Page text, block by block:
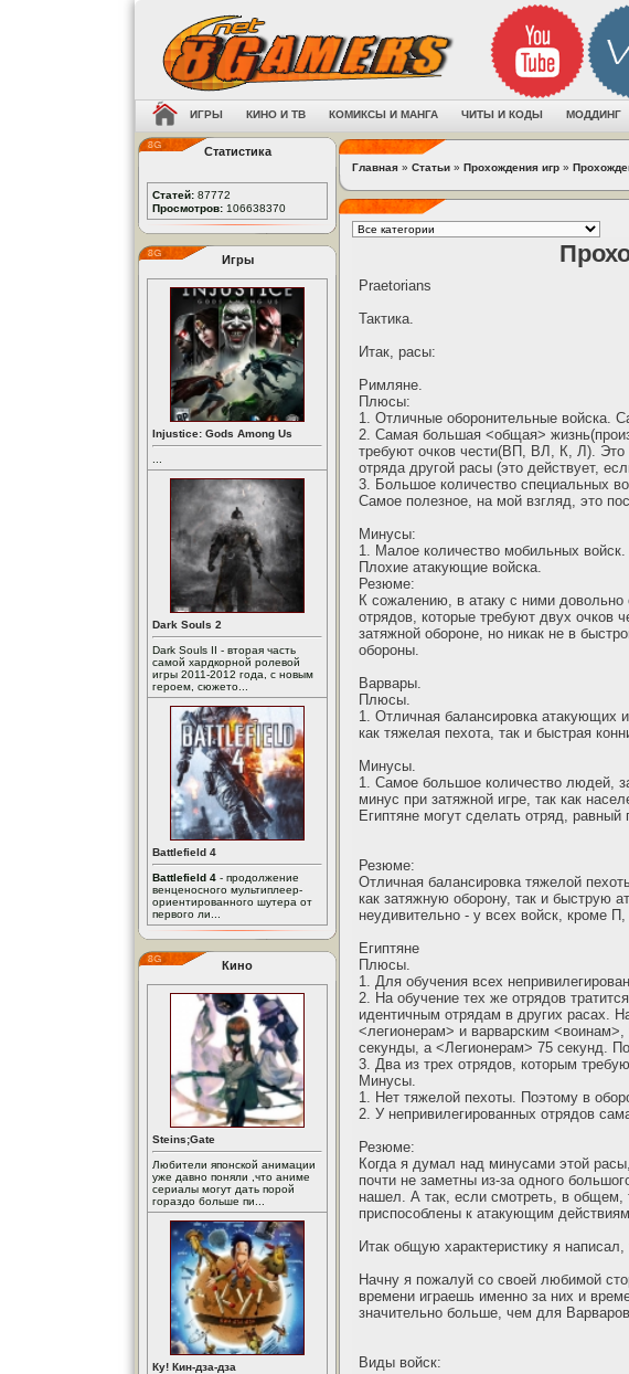
ИГРЫ КИНО И ТВ КОМИКСЫ И МАНГА ЧИТЫ И КОДЫ МОДДИНГ
Статистика
Статей: 87772
Просмотров: 106638370
Игры
Injustice: Gods Among Us
Dark Souls 2
Dark Souls II - вторая часть
самой хардкорной ролевой
игры 2011-2012 года, с новым
героем, сюжето...
Battlefield 4
Battlefield 4 - продолжение
венценосного мультиплеер-
ориентированного шутера от
первого ли...
Кино
Steins;Gate
Любители японской анимации
уже давно поняли ,что аниме
сериалы могут дать порой
гораздо больше пи...
Ку! Кин-дза-дза
Главная » Статьи » Прохождения игр »
Praetorians
Тактика.
Итак, расы:
Римляне.
Плюсы:
1. Отличные оборонительные войска.
2. Самая большая <общая>
требуют очков чести(ВП, ВЛ, К, Л). Это
отряда другой расы (это действует,
3. Большое количество специальных
Самое полезное, на мой взгляд, это
Минусы:
1. Малое количество мобильных
Плохие атакующие войска.
Резюме:
К сожалению, в атаку с ними
отрядов, которые требуют двух очков
затяжной обороне, но никак не в
обороны.
Варвары.
Плюсы.
1. Отличная балансировка атакующих
как тяжелая пехота, так и быстрая
Минусы.
1. Самое большое количество людей,
минус при затяжной игре, так как
Египтяне могут сделать отряд,
Резюме:
Отличная балансировка тяжелой
как затяжную оборону, так и быструю
неудивительно - у всех войск, кроме
Египтяне
Плюсы.
1. Для обучения всех
2. На обучение тех же отрядов
идентичным отрядам в других расах.
<легионерам> и варварским
секунды, а <Легионерам> 75 секунд.
3. Два из трех отрядов, которым
Минусы.
1. Нет тяжелой пехоты. Поэтому в
2. У непривилегированных отрядов
Резюме:
Когда я думал над минусами этой
почти не заметны из-за одного
нашел. А так, если смотреть, в общем,
приспособлены к атакующим
Итак общую характеристику я
Начну я пожалуй со своей любимой
времени играешь именно за них и
значительно больше, чем для
Виды войск: